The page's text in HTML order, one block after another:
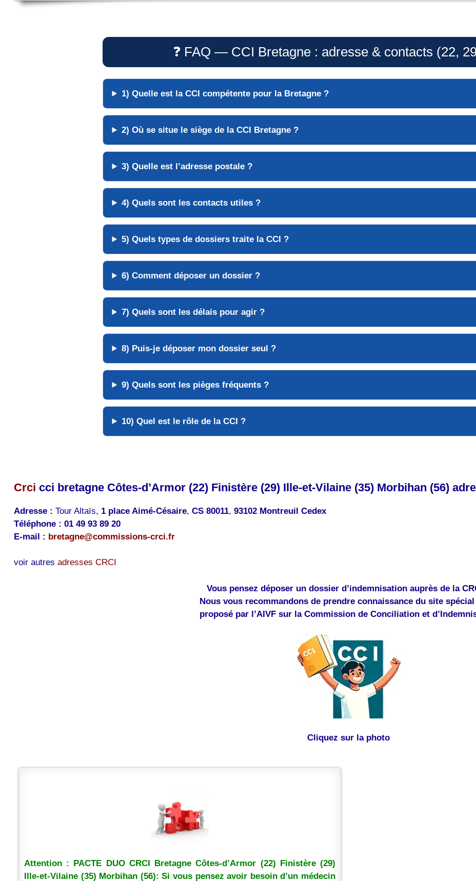
❓ FAQ — CCI Bretagne : adresse & contacts (22,
1) Quelle est la CCI compétentepour la Bretagne ?
2) Où se situe le siège de la CCI Bretagne ?
3) Quelle est l’adresse postale?
4) Quels sont les contacts utiles?
5) Quels types de dossiers traite la CCI ?
6) Comment déposer un dossier ?
7) Quels sont les délais pour agir ?
8) Puis-je déposer mon dossier seul ?
9) Quels sont les pièges fréquents?
10) Quel est le rôle de la CCI ?
Crci cci bretagne Côtes-d’Armor (22) Finistère (29) Ille-et-Vilaine (35) Morbihan (56)
Adresse : Tour Altaïs, 1 place Aimé-Césaire, CS 80011, 93102 Montreuil Cedex
Téléphone : 01 49 93 89 20
E-mail : bretagne@commissions-crci.fr
voir autres adresses CRCI
Vous pensez déposer un dossier d’indemnisation auprès de la
Nous vous recommandons de prendre connaissance du site spécial
proposé par l’AIVF sur la Commission de Conciliation et
Cliquez sur la photo
Attention : PACTE DUO CRCI Bretagne Côtes-d’Armor (22) Finistère (29)
Ille-et-Vilaine (35) Morbihan (56): Si vous pensez avoir besoin d’un médecin